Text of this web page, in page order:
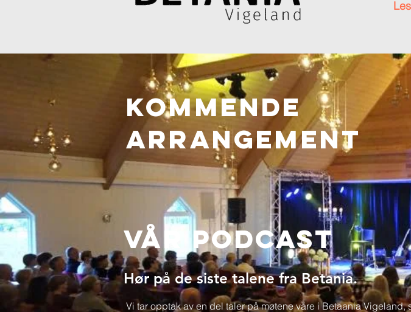
Kommende
ARRANGEMENT
Vår Podcast
Hør på de siste talene fra Betania.
Vi tar opptak av en del taler på møtene våre i Betaania Vigeland,